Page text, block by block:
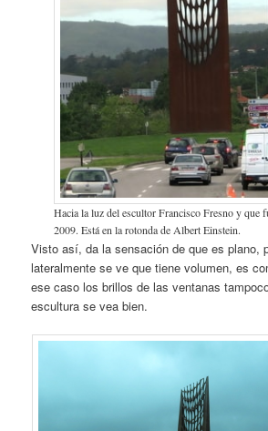
Hacia la luz del escultor Francisco Fresno y que
2009. Está en la rotonda de Albert Einstein.
Visto así, da la sensación de que es plano,
lateralmente se ve que tiene volumen, es
ese caso los brillos de las ventanas
escultura se vea bien.